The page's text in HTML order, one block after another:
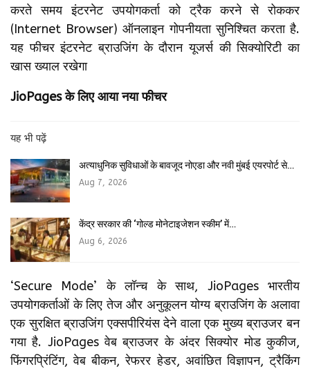
करते समय इंटरनेट उपयोगकर्ता को ट्रैक करने से रोककर
(Internet Browser) ऑनलाइन गोपनीयता सुनिश्चित करता है.
यह फीचर इंटरनेट ब्राउजिंग के दौरान यूजर्स की सिक्योरिटी का
खास ख्याल रखेगा
JioPages के लिए आया नया फीचर
यह भी पढ़ें
अत्याधुनिक सुविधाओं के बावजूद नोएडा और नवी मुंबई एयरपोर्ट से…
Aug 7, 2026
केंद्र सरकार की ‘गोल्ड मोनेटाइजेशन स्कीम’ में…
Aug 6, 2026
‘Secure Mode’ के लॉन्च के साथ, JioPages भारतीय
उपयोगकर्ताओं के लिए तेज और अनुकूलन योग्य ब्राउजिंग के अलावा
एक सुरक्षित ब्राउजिंग एक्सपीरियंस देने वाला एक मुख्य ब्राउजर बन
गया है. JioPages वेब ब्राउजर के अंदर सिक्योर मोड कुकीज,
फिंगरप्रिंटिंग, वेब बीकन, रेफरर हेडर, अवांछित विज्ञापन, ट्रैकिंग